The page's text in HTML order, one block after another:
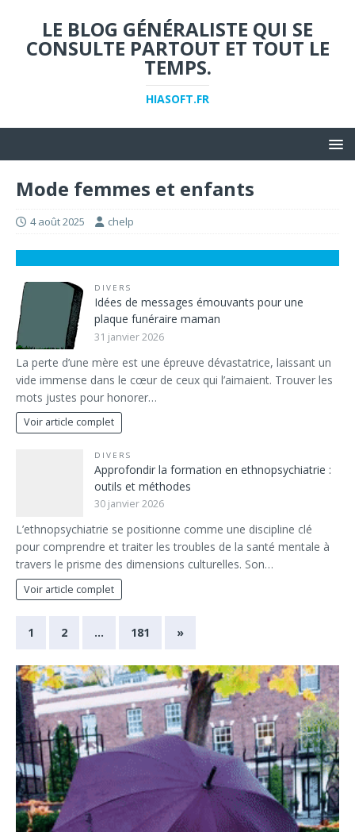
LE BLOG GÉNÉRALISTE QUI SE
CONSULTE PARTOUT ET TOUT LE
TEMPS.
HIASOFT.FR
Mode femmes et enfants
4 août 2025 chelp
DIVERS
Idées de messages émouvants pour une
plaque funéraire maman
31 janvier 2026
La perte d’une mère est une épreuve dévastatrice, laissant un
vide immense dans le cœur de ceux qui l’aimaient. Trouver les
mots justes pour honorer…
Voir article complet
DIVERS
Approfondir la formation en ethnopsychiatrie :
outils et méthodes
30 janvier 2026
L’ethnopsychiatrie se positionne comme une discipline clé
pour comprendre et traiter les troubles de la santé mentale à
travers le prisme des dimensions culturelles. Son…
Voir article complet
1 2 … 181 »